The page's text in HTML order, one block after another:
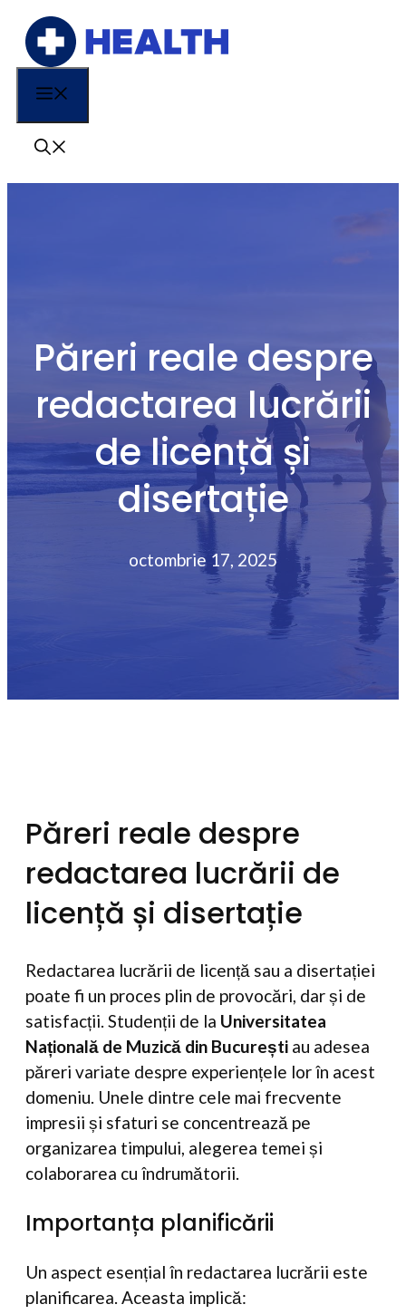
Sari
conținut
Păreri reale despre
redactarea lucrării
de licență și
disertație
octombrie 17, 2025
Păreri reale despre
redactarea lucrării de
licență și disertație
Redactarea lucrării de licență sau a disertației
poate fi un proces plin de provocări, dar și de
satisfacții. Studenții de la Universitatea
Națională de Muzică din București au adesea
păreri variate despre experiențele lor în acest
domeniu. Unele dintre cele mai frecvente
impresii și sfaturi se concentrează pe
organizarea timpului, alegerea temei și
colaborarea cu îndrumătorii.
Importanța planificării
Un aspect esențial în redactarea lucrării este
planificarea. Aceasta implică: